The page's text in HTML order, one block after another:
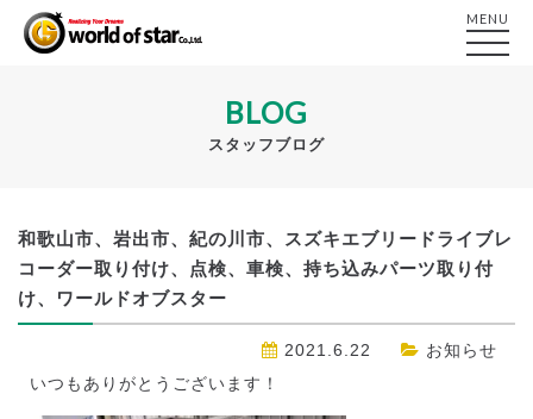
MENU
BLOG
スタッフブログ
和歌山市、岩出市、紀の川市、スズキエブリードライブレ
コーダー取り付け、点検、車検、持ち込みパーツ取り付
け、ワールドオブスター
2021.6.22
お知らせ
いつもありがとうございます！